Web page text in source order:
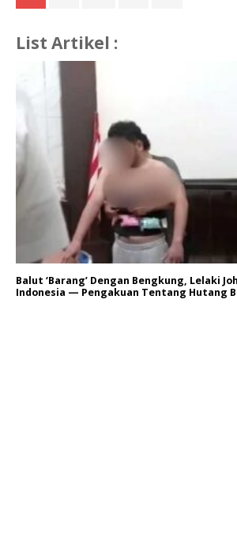
List Artikel :
Balut ‘Barang’ Dengan Bengkung, Lelaki
Indonesia — Pengakuan Tentang Hutang